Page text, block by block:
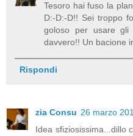
Tesoro hai fuso la
D:-D:-D!! Sei troppo
goloso per usare
davvero!! Un bacione
Rispondi
zia Consu 26 marzo
Idea sfiziosissima...dillo